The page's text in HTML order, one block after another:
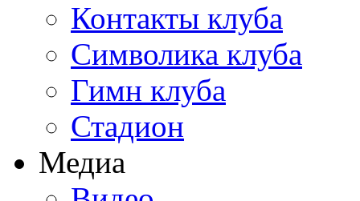
Контакты клуба
Символика клуба
Гимн клуба
Стадион
Медиа